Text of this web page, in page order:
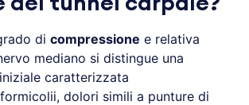
di compressione e relativa
mediano si distingue una
caratterizzata
dolori simili a punture di